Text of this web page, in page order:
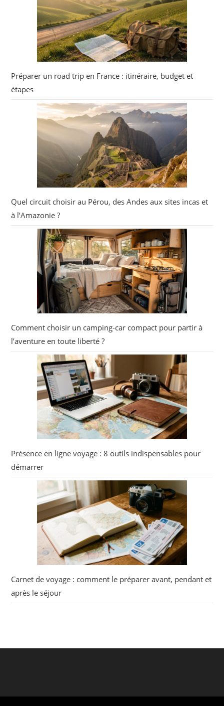
Préparer un road trip en France : itinéraire, budget et
étapes
Quel circuit choisir au Pérou, des Andes aux sites incas et
à l’Amazonie ?
Comment choisir un camping-car compact pour partir à
l’aventure en toute liberté ?
Présence en ligne voyage : 8 outils indispensables pour
démarrer
Carnet de voyage : comment le préparer avant, pendant et
après le séjour